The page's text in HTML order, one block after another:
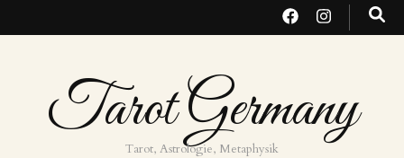
Tarot Germany
Tarot, Astrologie, Metaphysik